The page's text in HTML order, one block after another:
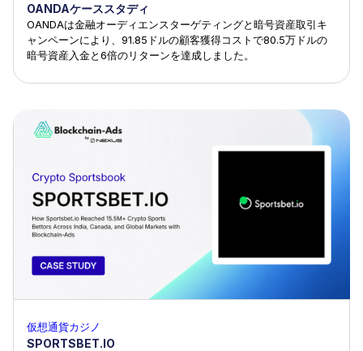
OANDAケーススタディ
OANDAは金融オーディエンスターゲティングと暗号資産取引キ
ャンペーンにより、91.85ドルの顧客獲得コストで80.5万ドルの
暗号資産入金と6倍のリターンを達成しました。
仮想通貨カジノ
SPORTSBET.IO